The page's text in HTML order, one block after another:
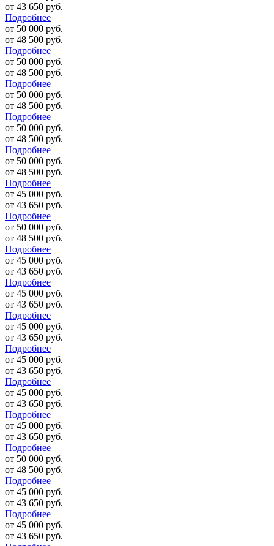
от 43 650 руб.
Подробнее
от 50 000 руб.
от 48 500 руб.
Подробнее
от 50 000 руб.
от 48 500 руб.
Подробнее
от 50 000 руб.
от 48 500 руб.
Подробнее
от 50 000 руб.
от 48 500 руб.
Подробнее
от 50 000 руб.
от 48 500 руб.
Подробнее
от 45 000 руб.
от 43 650 руб.
Подробнее
от 50 000 руб.
от 48 500 руб.
Подробнее
от 45 000 руб.
от 43 650 руб.
Подробнее
от 45 000 руб.
от 43 650 руб.
Подробнее
от 45 000 руб.
от 43 650 руб.
Подробнее
от 45 000 руб.
от 43 650 руб.
Подробнее
от 45 000 руб.
от 43 650 руб.
Подробнее
от 45 000 руб.
от 43 650 руб.
Подробнее
от 50 000 руб.
от 48 500 руб.
Подробнее
от 45 000 руб.
от 43 650 руб.
Подробнее
от 45 000 руб.
от 43 650 руб.